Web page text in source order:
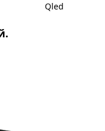
Qled